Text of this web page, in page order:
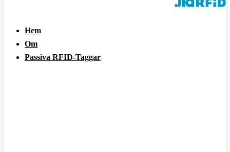
Hem
Om
Passiva RFID-Taggar